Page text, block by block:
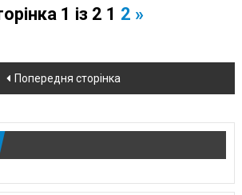
1 із 2 1 2 »
Попередня сторінка